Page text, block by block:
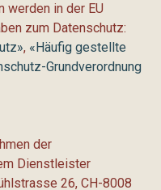
werden in der EU
zum Datenschutz:
, «Häufig gestellte
Grundverordnung
der
Dienstleister
26, CH-8008